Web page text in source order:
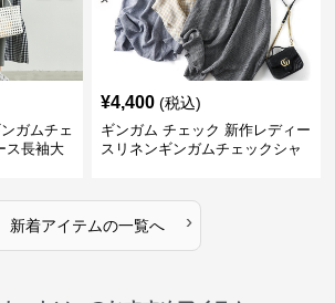
ガムチェ
ス長袖大
¥4,400 (税込)
ギンガム チェック 新作レディー
スリネンギンガムチェックシャ
新着アイテムの一覧へ ›